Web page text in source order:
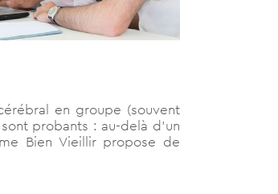
en groupe (souvent
probants : au-delà d’un
Bien Vieillir propose de